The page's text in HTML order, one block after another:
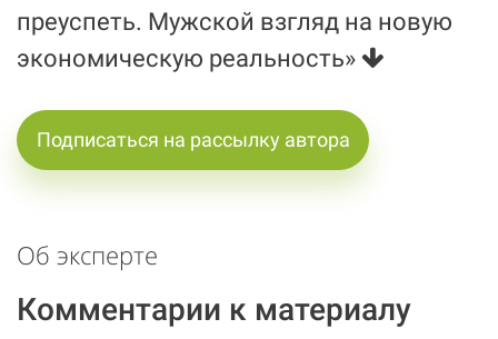
преуспеть. Мужской взгляд на новую
экономическую реальность»
Подписаться на рассылку автора
Об эксперте
Комментарии к материалу